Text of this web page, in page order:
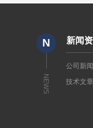
N
NEWS
新闻
公司新
技术文